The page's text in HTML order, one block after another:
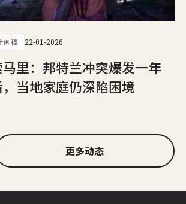
闻稿 22-01-2026
里：邦特兰冲突爆发一年
当地家庭仍深陷困境
更多动态